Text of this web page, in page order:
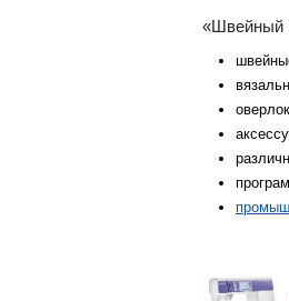
«Швейный